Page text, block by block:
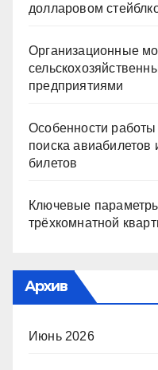
долларовом
Организационные
предприятиями
Особенности
поиска
билетов
Ключевые
трёхкомнатной
Архив
Июнь 2026